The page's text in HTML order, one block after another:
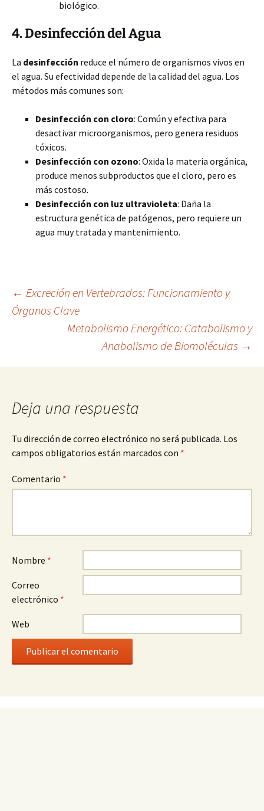
biológico.
4. Desinfección del Agua
La desinfección reduce el número de organismos vivos en
el agua. Su efectividad depende de la calidad del agua. Los
métodos más comunes son:
Desinfección con cloro: Común y efectiva para
desactivar microorganismos, pero genera residuos
tóxicos.
Desinfección con ozono: Oxida la materia orgánica,
produce menos subproductos que el cloro, pero es
más costoso.
Desinfección con luz ultravioleta: Daña la
estructura genética de patógenos, pero requiere un
agua muy tratada y mantenimiento.
Navegación
entradas
← Excreción en Vertebrados: Funcionamiento y
Órganos Clave
Metabolismo Energético: Catabolismo y
Anabolismo de Biomoléculas →
Deja una respuesta
Tu dirección de correo electrónico no será publicada. Los
campos obligatorios están marcados con *
Comentario *
Nombre *
Correo
electrónico *
Web